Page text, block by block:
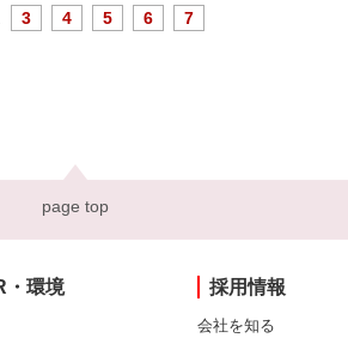
3 4 5 6 7
page top
・環境 採用情報
会社を知る